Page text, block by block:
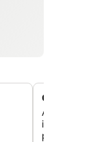
Cenário
Aninhado
intocada,
pelo ritmo